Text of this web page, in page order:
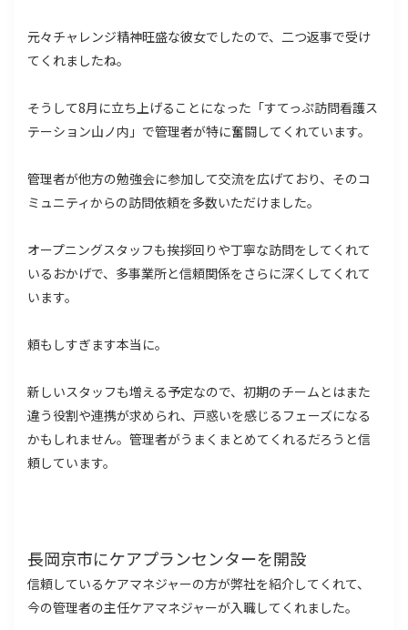
元々チャレンジ精神旺盛な彼女でしたので、二つ返事で受け
てくれましたね。
そうして8月に立ち上げることになった「すてっぷ訪問看護ス
テーション山ノ内」で管理者が特に奮闘してくれています。
管理者が他方の勉強会に参加して交流を広げており、そのコ
ミュニティからの訪問依頼を多数いただけました。
オープニングスタッフも挨拶回りや丁寧な訪問をしてくれて
いるおかげで、多事業所と信頼関係をさらに深くしてくれて
います。
頼もしすぎます本当に。
新しいスタッフも増える予定なので、初期のチームとはまた
違う役割や連携が求められ、戸惑いを感じるフェーズになる
かもしれません。管理者がうまくまとめてくれるだろうと信
頼しています。
長岡京市にケアプランセンターを開設
信頼しているケアマネジャーの方が弊社を紹介してくれて、
今の管理者の主任ケアマネジャーが入職してくれました。